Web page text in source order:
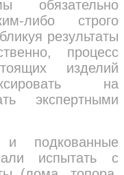
обязательно
либо строго
результаты
процесс
изделий
на
экспертными
подкованные
испытать с